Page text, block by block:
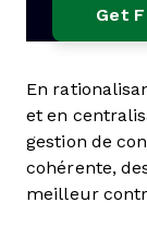
En
et en
gestion de
cohérente,
meilleur